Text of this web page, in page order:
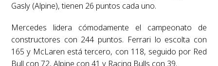
Gasly (Alpine), tienen 26 puntos cada uno.
Mercedes lidera cómodamente el campeonato de
constructores con 244 puntos. Ferrari lo escolta con
165 y McLaren está tercero, con 118, seguido por Red
Bull con 72, Alpine con 41 y Racing Bulls con 39.